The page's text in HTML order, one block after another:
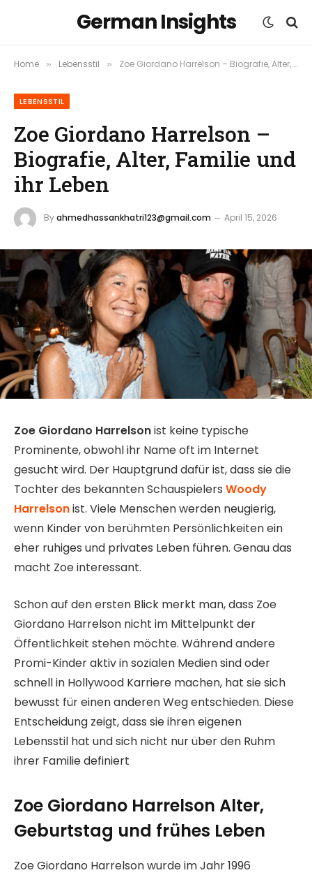
German Insights
Home » Lebensstil » Zoe Giordano Harrelson – Biografie, Alter, Familie und ihr Leben
LEBENSSTIL
Zoe Giordano Harrelson –
Biografie, Alter, Familie und
ihr Leben
Byahmedhassankhatri123@gmail.com April 15, 2026
Zoe Giordano Harrelsonist keine typische
Prominente, obwohl ihr Name oft im Internet
gesucht wird. Der Hauptgrund dafür ist, dass sie die
Tochter des bekannten Schauspielers Woody
Harrelsonist. Viele Menschen werden neugierig,
wenn Kinder von berühmten Persönlichkeiten ein
eher ruhiges und privates Leben führen. Genau das
macht Zoe interessant.
Schon auf den ersten Blick merkt man, dass Zoe
Giordano Harrelson nicht im Mittelpunkt der
Öffentlichkeit stehen möchte. Während andere
Promi-Kinder aktiv in sozialen Medien sind oder
schnell in Hollywood Karriere machen, hat sie sich
bewusst für einen anderen Weg entschieden. Diese
Entscheidung zeigt, dass sie ihren eigenen
Lebensstil hat und sich nicht nur über den Ruhm
ihrer Familie definiert
Zoe Giordano Harrelson Alter,
Geburtstag und frühes Leben
Zoe Giordano Harrelson wurde im Jahr 1996